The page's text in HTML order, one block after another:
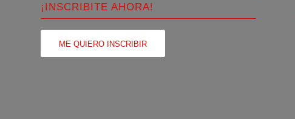
¡INSCRIBITE AHORA!
ME QUIERO INSCRIBIR